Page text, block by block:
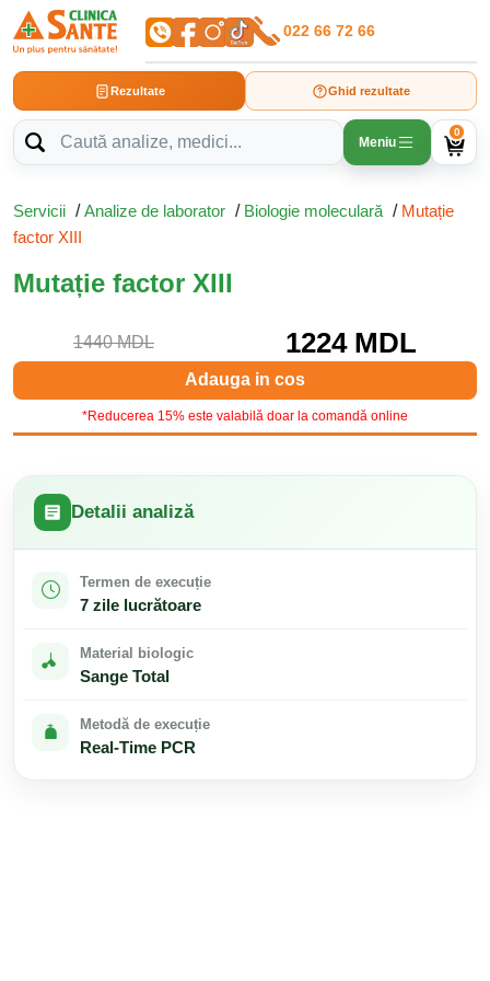
022 66 72 66
Rezultate Ghid rezultate
Meniu
0
Servicii /Analize de laborator / Biologie moleculară / Mutație
factor XIII
Mutație factor XIII
1440 MDL 1224 MDL
Adauga in cos
*Reducerea 15% este valabilă doar la comandă online
Detalii analiză
Termen de execuție
7 zile lucrătoare
Material biologic
Sange Total
Metodă de execuție
Real-Time PCR